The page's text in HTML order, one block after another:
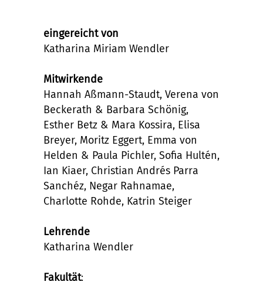
eingereicht von
Katharina Miriam Wendler
Mitwirkende
Hannah Aßmann-Staudt, Verena von
Beckerath & Barbara Schönig,
Esther Betz & Mara Kossira, Elisa
Breyer, Moritz Eggert, Emma von
Helden & Paula Pichler, Sofia Hultén,
Ian Kiaer, Christian Andrés Parra
Sanchéz, Negar Rahnamae,
Charlotte Rohde, Katrin Steiger
Lehrende
Katharina Wendler
Fakultät: